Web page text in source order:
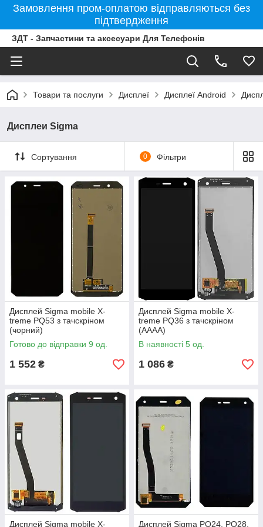
Замовлення пром-оплатою відправляються без
підтвердження
ЗДТ - Запчастини та аксесуари Для Телефонів
Товари та послуги Дисплеї Дисплеї Android
Дисплеи Sigma
Сортування 0 Фільтри
Дисплей Sigma mobile X-
treme PQ53 з тачскріном
(чорний)
Готово до відправки 9 од.
1 552 ₴
Дисплей Sigma mobile X-
treme PQ36 з тачскріном
(AAAA)
В наявності 5 од.
1 086 ₴
Дисплей Sigma mobile X- Дисплей Sigma PQ24, PQ28,